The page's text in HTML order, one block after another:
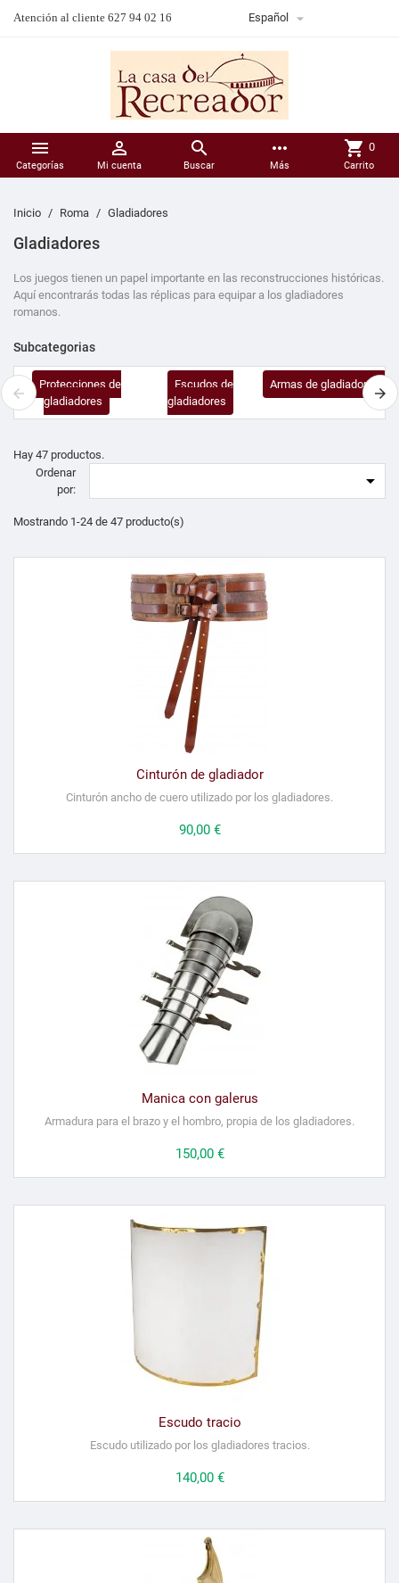
Atención al cliente 627 94 02 16 Español 

Categorías

Mi cuenta

Buscar
more_horiz
Más
shopping_cart 0
Carrito
Inicio Roma Gladiadores
Gladiadores
Los juegos tienen un papel importante en las reconstrucciones históricas.
Aquí encontrarás todas las réplicas para equipar a los gladiadores
romanos.
Subcategorias
Protecciones de
gladiadores
Escudos de
gladiadores
Armas de gladiadores
Hay 47 productos.
Ordenar
por:

Mostrando 1-24 de 47 producto(s)
Cinturón de gladiador
Cinturón ancho de cuero utilizado por los gladiadores.
Precio
90,00 €
Manica con galerus
Armadura para el brazo y el hombro, propia de los gladiadores.
Precio
150,00 €
Escudo tracio
Escudo utilizado por los gladiadores tracios.
Precio
140,00 €